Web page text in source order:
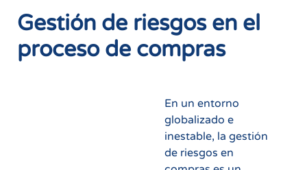
Gestión de riesgos en el
proceso de compras
En un entorno
globalizado e
inestable, la gestión
de riesgos en